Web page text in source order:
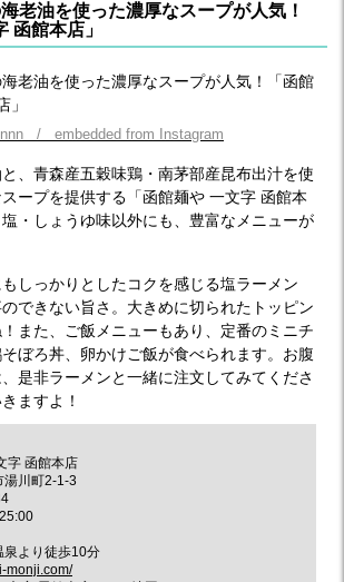
老油を使った濃厚なスープが人気！
函館本店」
/ embedded from Instagram
、青森産五穀味鶏・南茅部産昆布出汁を使
ープを提供する「函館麺や 一文字 函館本
・しょうゆ味以外にも、豊富なメニューが
しっかりとしたコクを感じる塩ラーメン
できない旨さ。大きめに切られたトッピン
また、ご飯メニューもあり、定番のミニチ
ぼろ丼、卵かけご飯が食べられます。お腹
是非ラーメンと一緒に注文してみてくださ
ますよ！
字 函館本店
湯川町2-1-3
泉より徒歩10分
monji.com/